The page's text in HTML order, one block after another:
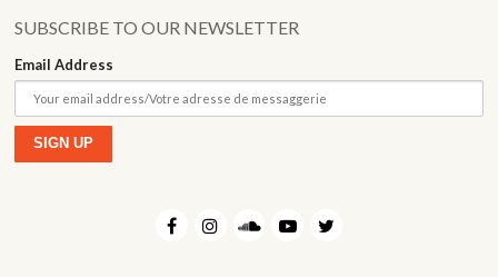
SUBSCRIBE TO OUR NEWSLETTER
Email Address